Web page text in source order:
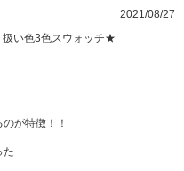
2021/08/27
扱い色3色スウォッチ★
が特徴！！
た